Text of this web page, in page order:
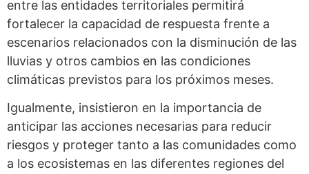
entre las entidades territoriales permitirá
fortalecer la capacidad de respuesta frente a
escenarios relacionados con la disminución de las
lluvias y otros cambios en las condiciones
climáticas previstos para los próximos meses.
Igualmente, insistieron en la importancia de
anticipar las acciones necesarias para reducir
riesgos y proteger tanto a las comunidades como
a los ecosistemas en las diferentes regiones del